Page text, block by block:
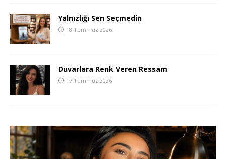
Yalnızlığı Sen Seçmedin
18 Temmuz 2026
Duvarlara Renk Veren Ressam
17 Temmuz 2026